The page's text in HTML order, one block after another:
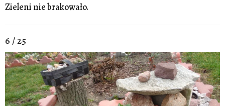
Zieleni nie brakowało.
6 / 25